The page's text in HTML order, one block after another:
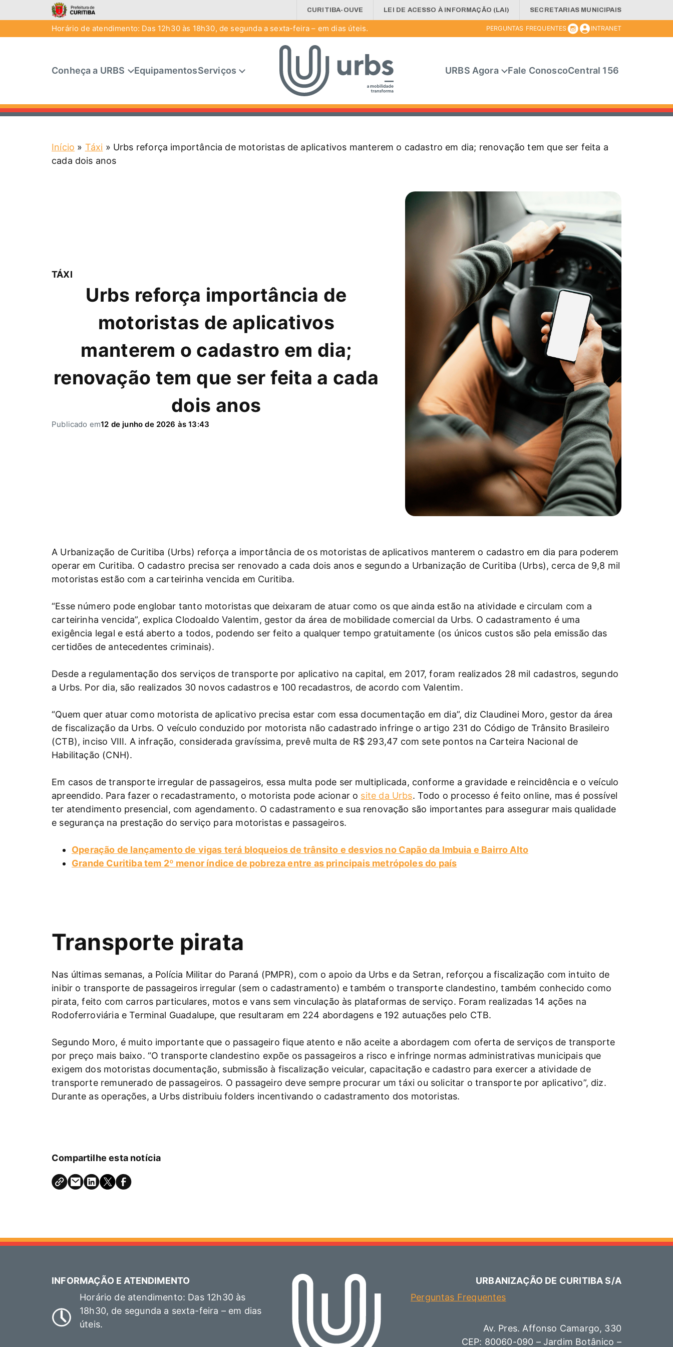
CURITIBA-OUVE LEI DE ACESSO À INFORMAÇÃO (LAI) SECRETARIAS MUNICIPAIS
Horário de atendimento: Das 12h30 às 18h30, de segunda a sexta-feira – em dias úteis. PERGUNTAS FREQUENTES INTRANET
Conheça a URBS EquipamentosServiços URBS Agora Fale ConoscoCentral 156
Início » Táxi » Urbs reforça importância de motoristas de aplicativos manterem o cadastro em dia; renovação tem que ser feita a
cada dois anos
TÁXI
Urbs reforça importância de
motoristas de aplicativos
manterem o cadastro em dia;
renovação tem que ser feita a cada
dois anos
Publicado em12 de junho de 2026 às 13:43
A Urbanização de Curitiba (Urbs) reforça a importância de os motoristas de aplicativos manterem o cadastro em dia para poderem
operar em Curitiba. O cadastro precisa ser renovado a cada dois anos e segundo a Urbanização de Curitiba (Urbs), cerca de 9,8 mil
motoristas estão com a carteirinha vencida em Curitiba.
“Esse número pode englobar tanto motoristas que deixaram de atuar como os que ainda estão na atividade e circulam com a
carteirinha vencida”, explica Clodoaldo Valentim, gestor da área de mobilidade comercial da Urbs. O cadastramento é uma
exigência legal e está aberto a todos, podendo ser feito a qualquer tempo gratuitamente (os únicos custos são pela emissão das
certidões de antecedentes criminais).
Desde a regulamentação dos serviços de transporte por aplicativo na capital, em 2017, foram realizados 28 mil cadastros, segundo
a Urbs. Por dia, são realizados 30 novos cadastros e 100 recadastros, de acordo com Valentim.
“Quem quer atuar como motorista de aplicativo precisa estar com essa documentação em dia”, diz Claudinei Moro, gestor da área
de fiscalização da Urbs. O veículo conduzido por motorista não cadastrado infringe o artigo 231 do Código de Trânsito Brasileiro
(CTB), inciso VIII. A infração, considerada gravíssima, prevê multa de R$ 293,47 com sete pontos na Carteira Nacional de
Habilitação (CNH).
Em casos de transporte irregular de passageiros, essa multa pode ser multiplicada, conforme a gravidade e reincidência e o veículo
apreendido. Para fazer o recadastramento, o motorista pode acionar o site da Urbs. Todo o processo é feito online, mas é possível
ter atendimento presencial, com agendamento. O cadastramento e sua renovação são importantes para assegurar mais qualidade
e segurança na prestação do serviço para motoristas e passageiros.
Operação de lançamento de vigas terá bloqueios de trânsito e desvios no Capão da Imbuia e Bairro Alto
Grande Curitiba tem 2º menor índice de pobreza entre as principais metrópoles do país
Transporte pirata
Nas últimas semanas, a Polícia Militar do Paraná (PMPR), com o apoio da Urbs e da Setran, reforçou a fiscalização com intuito de
inibir o transporte de passageiros irregular (sem o cadastramento) e também o transporte clandestino, também conhecido como
pirata, feito com carros particulares, motos e vans sem vinculação às plataformas de serviço. Foram realizadas 14 ações na
Rodoferroviária e Terminal Guadalupe, que resultaram em 224 abordagens e 192 autuações pelo CTB.
Segundo Moro, é muito importante que o passageiro fique atento e não aceite a abordagem com oferta de serviços de transporte
por preço mais baixo. “O transporte clandestino expõe os passageiros a risco e infringe normas administrativas municipais que
exigem dos motoristas documentação, submissão à fiscalização veicular, capacitação e cadastro para exercer a atividade de
transporte remunerado de passageiros. O passageiro deve sempre procurar um táxi ou solicitar o transporte por aplicativo”, diz.
Durante as operações, a Urbs distribuiu folders incentivando o cadastramento dos motoristas.
Compartilhe esta notícia
INFORMAÇÃO E ATENDIMENTO
Horário de atendimento: Das 12h30 às
18h30, de segunda a sexta-feira – em dias
úteis.
URBANIZAÇÃO DE CURITIBA S/A
Perguntas Frequentes
Av. Pres. Affonso Camargo, 330
CEP: 80060-090 – Jardim Botânico –